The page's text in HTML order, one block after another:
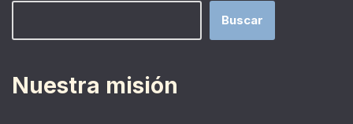
Buscar
Nuestra misión